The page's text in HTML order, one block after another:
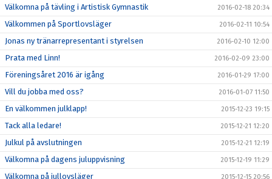
Välkomna på tävling i Artistisk Gymnastik 2016-02-18 20:34
Välkommen på Sportlovsläger 2016-02-11 10:54
Jonas ny tränarrepresentant i styrelsen 2016-02-10 12:00
Prata med Linn! 2016-02-09 23:00
Föreningsåret 2016 är igång 2016-01-29 17:00
Vill du jobba med oss? 2016-01-07 11:50
En välkommen julklapp! 2015-12-23 19:15
Tack alla ledare! 2015-12-21 12:20
Julkul på avslutningen 2015-12-21 12:19
Välkomna på dagens juluppvisning 2015-12-19 11:29
Välkomna på jullovsläger 2015-12-15 20:56